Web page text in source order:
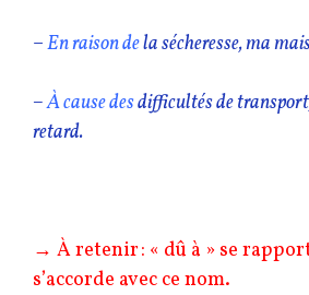
–En raison dela sécheresse, ma
–À cause desdifficultés de
retard.
→ À retenir : « dû à » se
s’accorde avec ce nom.